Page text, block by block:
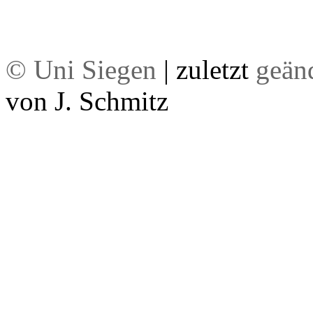
© Uni Siegen | zuletzt
von J. Schmitz